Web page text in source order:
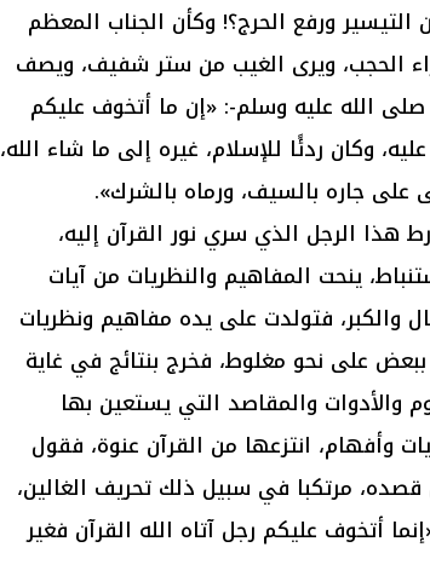
التيسير ورفع الحرج؟! وكأن الجناب المعظم
الحجب، ويرى الغيب من ستر شفيف، ويصف
الله عليه وسلم-: «إن ما أتخوف عليكم
وكان ردئًا للإسلام، غيره إلى ما شاء الله،
جاره بالسيف، ورماه بالشرك».
هذا الرجل الذي سري نور القرآن إليه،
ينحت المفاهيم والنظريات من آيات
والكبر، فتولدت على يده مفاهيم ونظريات
ببعض على نحو مغلوط، فخرج بنتائج في غاية
والأدوات والمقاصد التي يستعين بها
وأفهام، انتزعها من القرآن عنوة، فقول
مرتكبا في سبيل ذلك تحريف الغالين،
أتخوف عليكم رجل آتاه الله القرآن فغير